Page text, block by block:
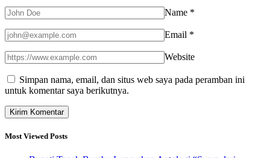
Name *
Email *
Website
Simpan nama, email, dan situs web saya pada peramban ini
untuk komentar saya berikutnya.
Most Viewed Posts